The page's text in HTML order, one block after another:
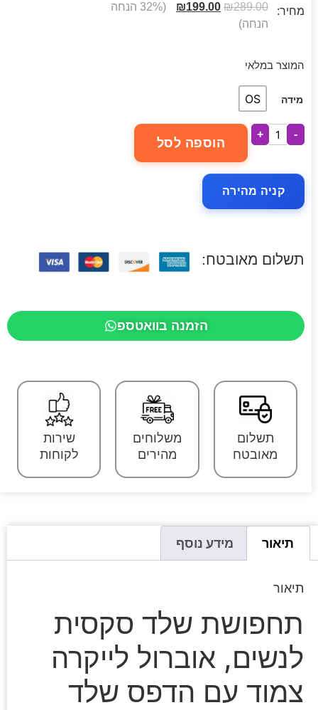
מחיר: ₪289.00
₪199.00
(32% הנחה
הנחה)
המוצר במלאי
מידה OS
-
+
הוספה לסל
קניה מהירה
תשלום מאובטח:
הזמנה בוואטספ
תשלום
מאובטח
משלוחים
מהירים
שירות
לקוחות
תיאור מידע נוסף
תיאור
תחפושת שלד סקסית
לנשים, אוברול לייקרה
צמוד עם הדפס שלד